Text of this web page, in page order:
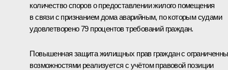
количество споров о предоставлении жилого помещения
в связи с признанием дома аварийным, по которым судами
удовлетворено 79 процентов требований граждан.
Повышенная защита жилищных прав граждан с
возможностями реализуется с учётом правовой позиции